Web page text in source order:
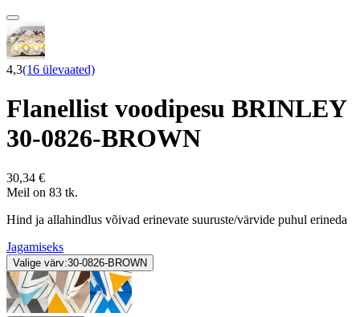
4,3(16 ülevaated)
Flanellist voodipesu BRINLEY
30-0826-BROWN
30,34 €
Meil on 83 tk.
Hind ja allahindlus võivad erinevate suuruste/värvide puhul erineda
Jagamiseks
Valige värv:30-0826-BROWN